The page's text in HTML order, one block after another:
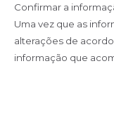
Confirmar a
Uma vez que as
alterações de
informação que